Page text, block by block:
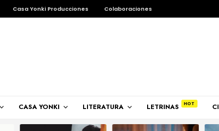
Casa Yonki Producciones Colaboraciones
CASA YONKI LITERATURA LETRINAS